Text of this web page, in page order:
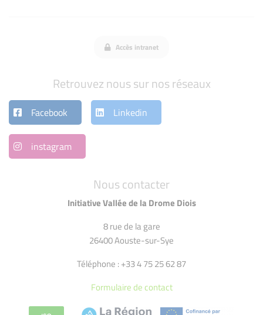
Nous contacter
Initiative Vallée de la Drome Diois
8 rue de la gare
26400 Aouste-sur-Sye
Téléphone : +33 4 75 25 62 87
Formulaire de contact
Accès intranet
Retrouvez nous sur nos réseaux
Facebook Linkedin
instagram